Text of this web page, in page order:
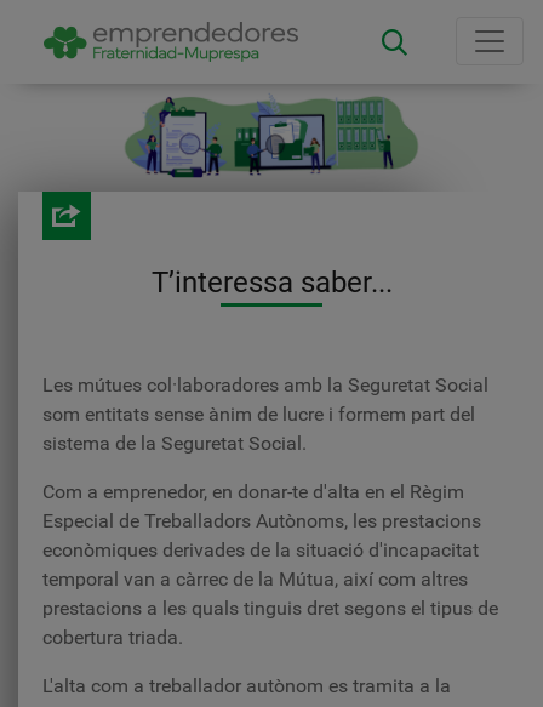
al
T’interessa saber...
Les mútues col·laboradores amb la Seguretat Social
som entitats sense ànim de lucre i formem part del
sistema de la Seguretat Social.
Com a emprenedor, en donar-te d'alta en el Règim
Especial de Treballadors Autònoms, les prestacions
econòmiques derivades de la situació d'incapacitat
temporal van a càrrec de la Mútua, així com altres
prestacions a les quals tinguis dret segons el tipus de
cobertura triada.
L'alta com a treballador autònom es tramita a la